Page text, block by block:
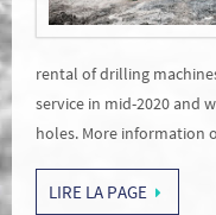
rental of drilling
service in mid-2020 and
holes. More information
LIRE LA PAGE